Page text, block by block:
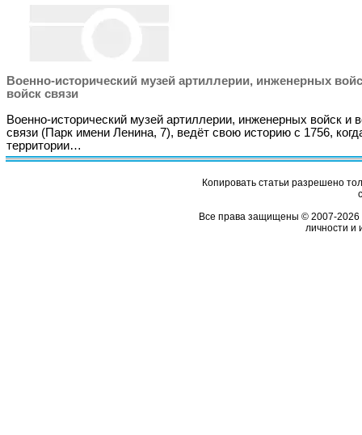
Военно-исторический музей артиллерии, инженерных
войск связи
Военно-исторический музей артиллерии, инженерных войск и
связи (Парк имени Ленина, 7), ведёт свою историю с 1756,
территории…
Копировать статьи разрешено
Все права защищены © 2007-2026
личности и